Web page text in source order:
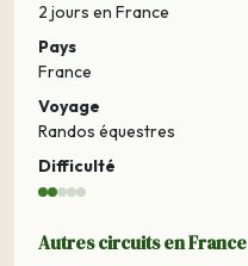
2 jours en France
Pays
France
Voyage
Randos équestres
Difficulté
Autres circuits en France